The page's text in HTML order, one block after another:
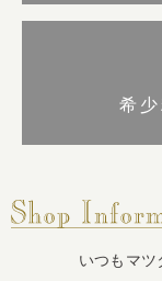
希
いつもマ